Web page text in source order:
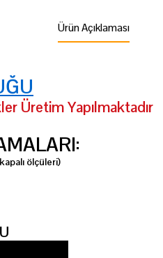
Ürün Açıklaması
Üretim Yapılmaktadır
ölçüleri)